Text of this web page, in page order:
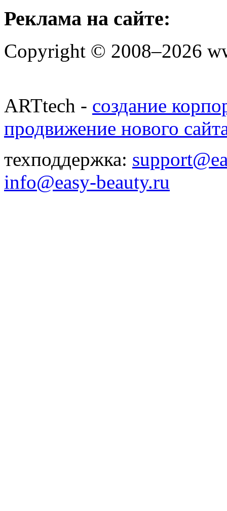
Реклама на сайте:
Copyright © 2008–2026
ARTtech - создание
продвижение нового
техподдержка:
info@easy-beauty.ru